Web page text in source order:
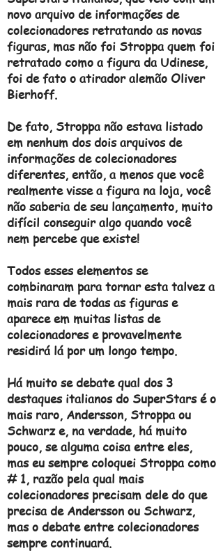
novo arquivo de informações de
colecionadores retratando as novas
figuras, mas não foi Stroppa quem foi
retratado como a figura da Udinese,
foi de fato o atirador alemão Oliver
Bierhoff.
De fato, Stroppa não estava listado
em nenhum dos dois arquivos de
informações de colecionadores
diferentes, então, a menos que você
realmente visse a figura na loja, você
não saberia de seu lançamento, muito
difícil conseguir algo quando você
nem percebe que existe!
Todos esses elementos se
combinaram para tornar esta talvez a
mais rara de todas as figuras e
aparece em muitas listas de
colecionadores e provavelmente
residirá lá por um longo tempo.
Há muito se debate qual dos 3
destaques italianos do SuperStars é o
mais raro, Andersson, Stroppa ou
Schwarz e, na verdade, há muito
pouco, se alguma coisa entre eles,
mas eu sempre coloquei Stroppa como
# 1, razão pela qual mais
colecionadores precisam dele do que
precisa de Andersson ou Schwarz,
mas o debate entre colecionadores
sempre continuará.